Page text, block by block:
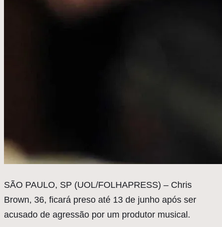
SÃO PAULO, SP (UOL/FOLHAPRESS) – Chris
Brown, 36, ficará preso até 13 de junho após ser
acusado de agressão por um produtor musical.